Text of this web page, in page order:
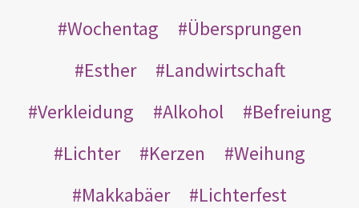
Wochentag
Übersprungen
Esther
Landwirtschaft
Verkleidung
Alkohol
Befreiung
Lichter
Kerzen
Weihung
Makkabäer
Lichterfest